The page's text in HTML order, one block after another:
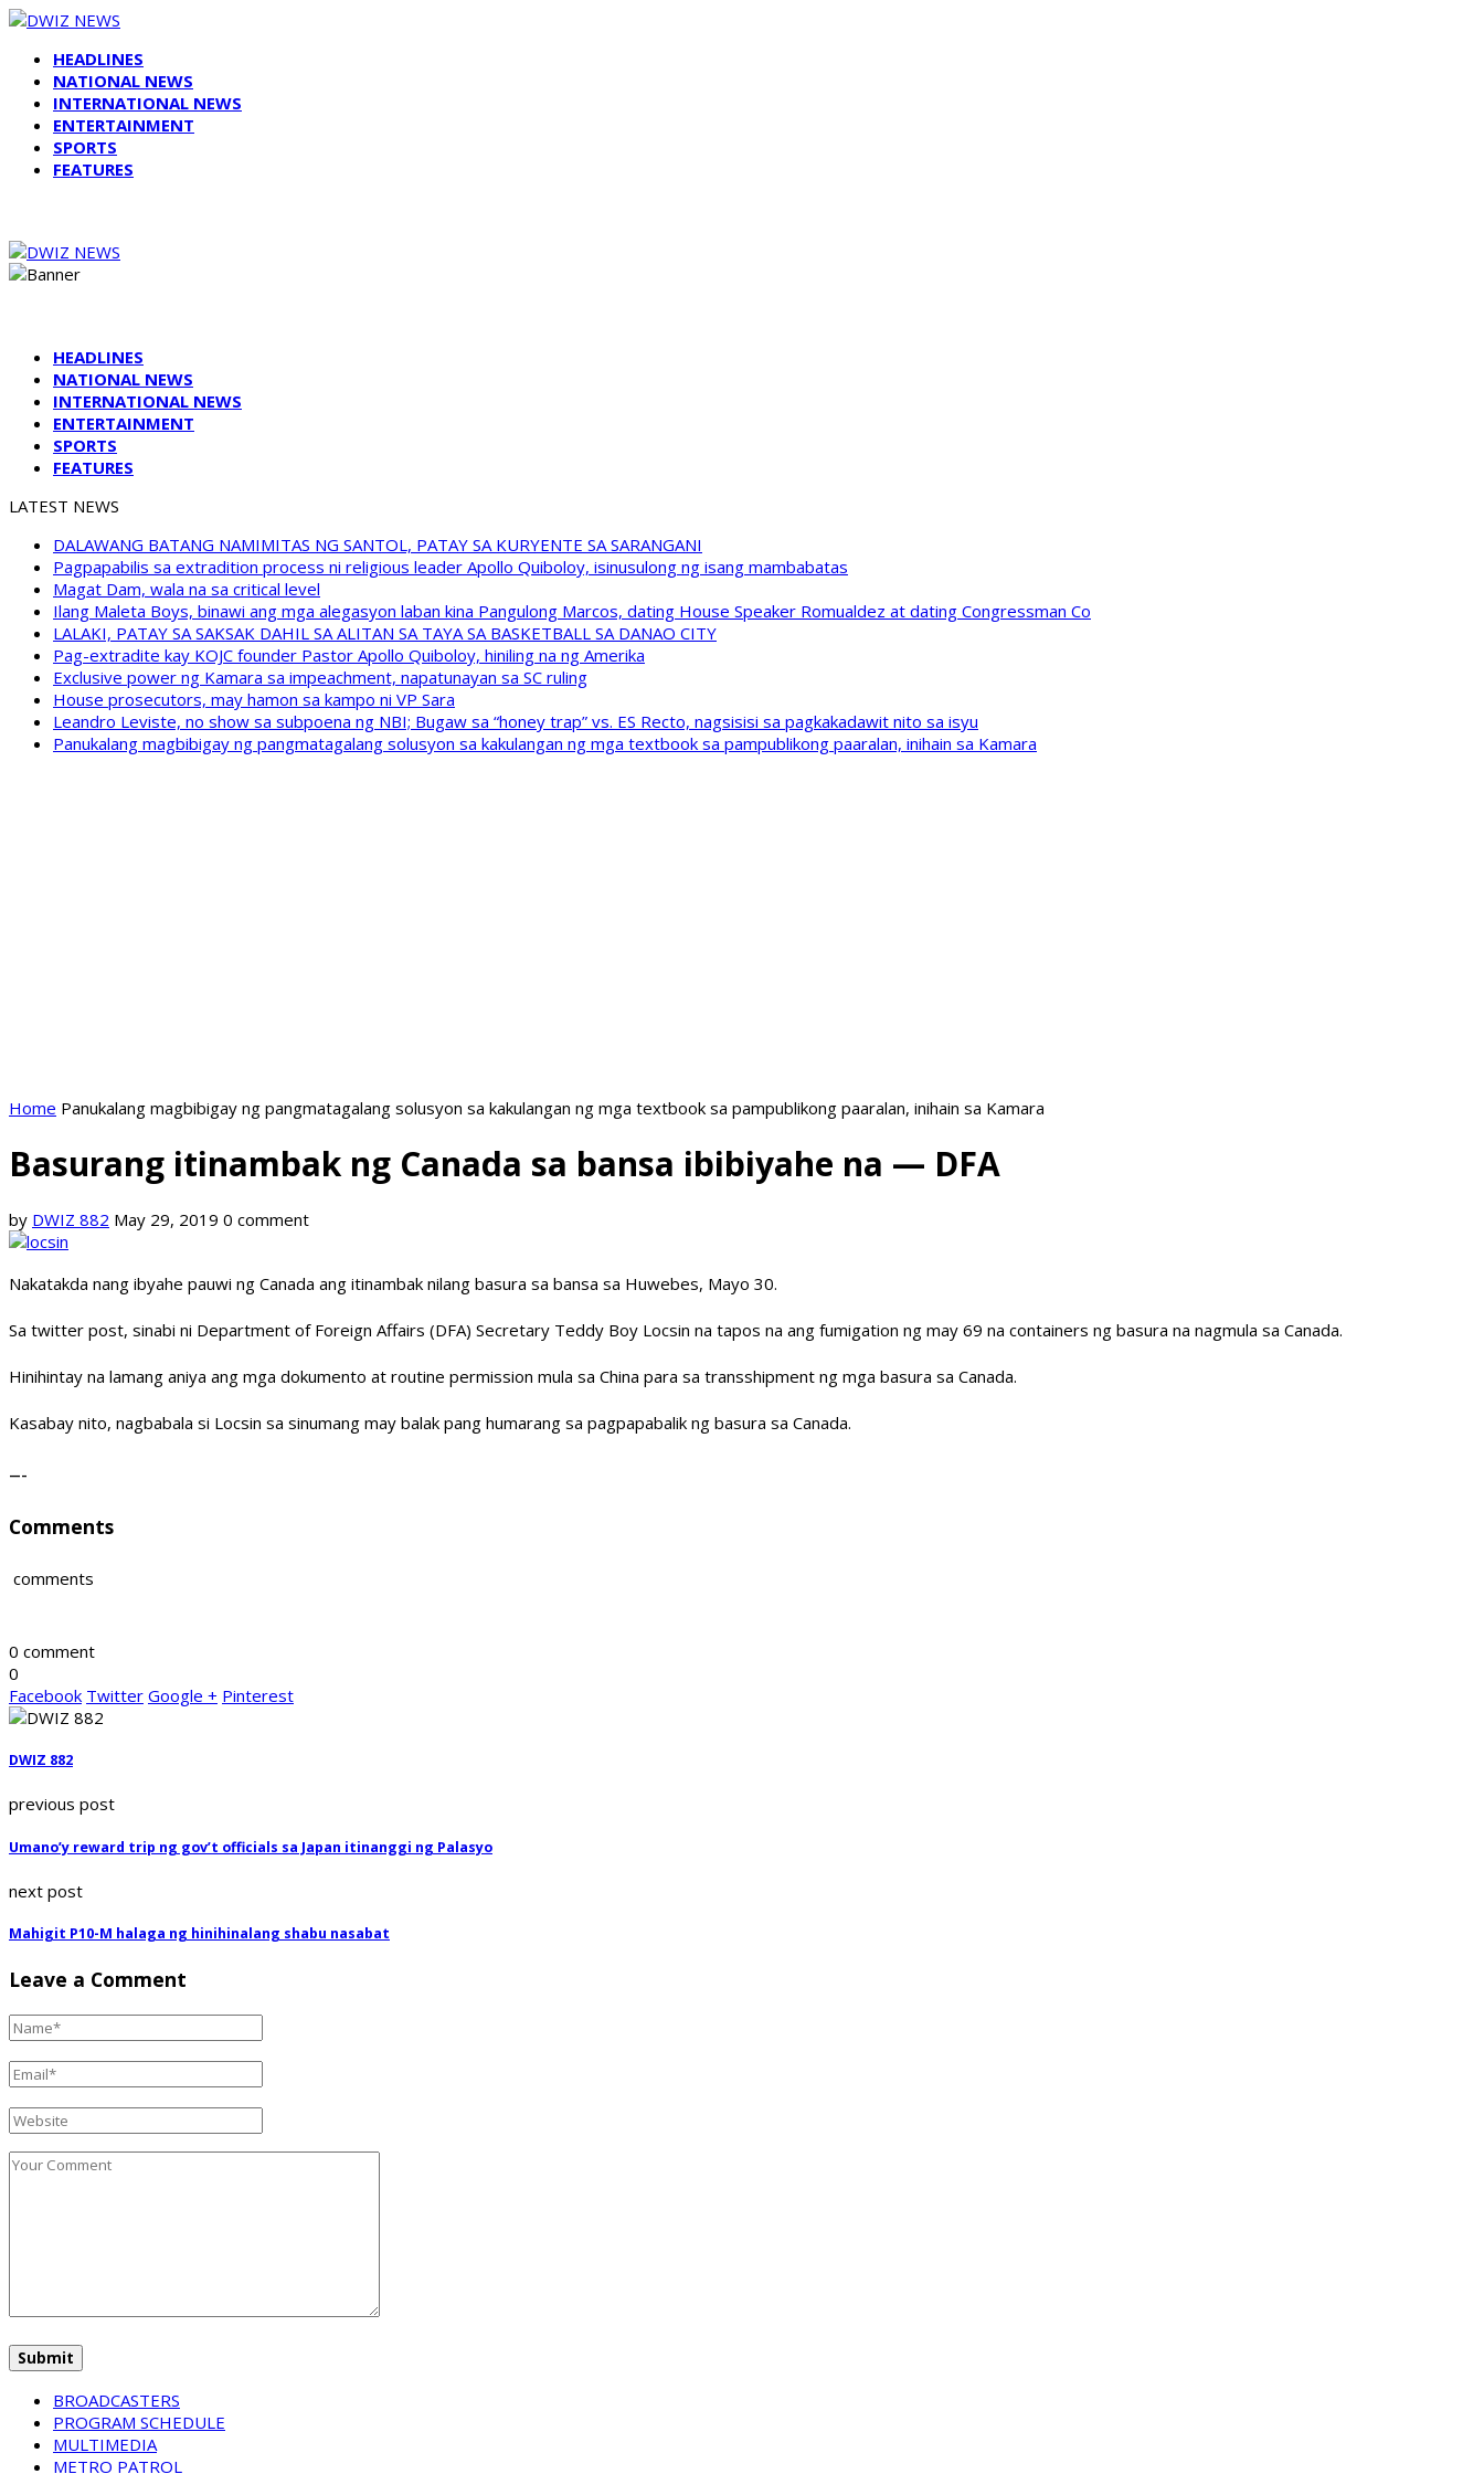
HEADLINES
NATIONAL NEWS
INTERNATIONAL NEWS
ENTERTAINMENT
SPORTS
FEATURES
HEADLINES
NATIONAL NEWS
INTERNATIONAL NEWS
ENTERTAINMENT
SPORTS
FEATURES
LATEST NEWS
DALAWANG BATANG NAMIMITAS NG SANTOL, PATAY SA KURYENTE SA SARANGANI
Pagpapabilis sa extradition process ni religious leader Apollo Quiboloy, isinusulong ng isang mambabatas
Magat Dam, wala na sa critical level
Ilang Maleta Boys, binawi ang mga alegasyon laban kina Pangulong Marcos, dating House Speaker Romualdez at dating Congressman Co
LALAKI, PATAY SA SAKSAK DAHIL SA ALITAN SA TAYA SA BASKETBALL SA DANAO CITY
Pag-extradite kay KOJC founder Pastor Apollo Quiboloy, hiniling na ng Amerika
Exclusive power ng Kamara sa impeachment, napatunayan sa SC ruling
House prosecutors, may hamon sa kampo ni VP Sara
Leandro Leviste, no show sa subpoena ng NBI; Bugaw sa “honey trap” vs. ES Recto, nagsisisi sa pagkakadawit nito sa isyu
Panukalang magbibigay ng pangmatagalang solusyon sa kakulangan ng mga textbook sa pampublikong paaralan, inihain sa Kamara
Home Panukalang magbibigay ng pangmatagalang solusyon sa kakulangan ng mga textbook sa pampublikong paaralan, inihain sa Kamara
Basurang itinambak ng Canada sa bansa ibibiyahe na — DFA
by DWIZ 882 May 29, 2019 0 comment
Nakatakda nang ibyahe pauwi ng Canada ang itinambak nilang basura sa bansa sa Huwebes, Mayo 30.
Sa twitter post, sinabi ni Department of Foreign Affairs (DFA) Secretary Teddy Boy Locsin na tapos na ang fumigation ng may 69 na containers ng basura na nagmula sa Canada.
Hinihintay na lamang aniya ang mga dokumento at routine permission mula sa China para sa transshipment ng mga basura sa Canada.
Kasabay nito, nagbabala si Locsin sa sinumang may balak pang humarang sa pagpapabalik ng basura sa Canada.
—–
Comments
comments
0 comment
0
Facebook Twitter Google + Pinterest
DWIZ 882
previous post
Umano’y reward trip ng gov’t officials sa Japan itinanggi ng Palasyo
next post
Mahigit P10-M halaga ng hinihinalang shabu nasabat
Leave a Comment
BROADCASTERS
PROGRAM SCHEDULE
MULTIMEDIA
METRO PATROL